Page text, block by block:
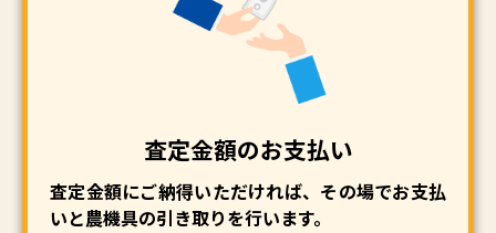
査定金額のお支払い
査定金額にご納得いただければ、その場でお支払
いと農機具の引き取りを行います。